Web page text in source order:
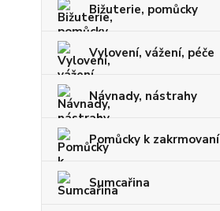
Bižuterie, pomůcky
Vylovení, vážení, péče
Návnady, nástrahy
Pomůcky k zakrmovaní
Sumcařina